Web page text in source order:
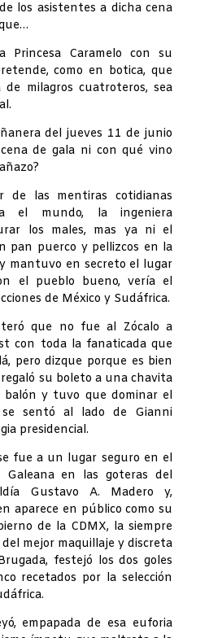
los asistentes a dicha cena
Princesa Caramelo con su
como en botica, que
de milagros cuatroteros, sea
del jueves 11 de junio
de gala ni con qué vino
de las mentiras cotidianas
el mundo, la ingeniera
los males, mas ya ni el
pan puerco y pellizcos en la
mantuvo en secreto el lugar
el pueblo bueno, vería el
de México y Sudáfrica.
que no fue al Zócalo a
con toda la fanaticada que
pero dizque porque es bien
su boleto a una chavita
balón y tuvo que dominar el
sentó al lado de Gianni
presidencial.
fue a un lugar seguro en el
Galeana en las goteras del
Gustavo A. Madero y,
aparece en público como su
de la CDMX, la siempre
mejor maquillaje y discreta
festejó los dos goles
recetados por la selección
empapada de esa euforia